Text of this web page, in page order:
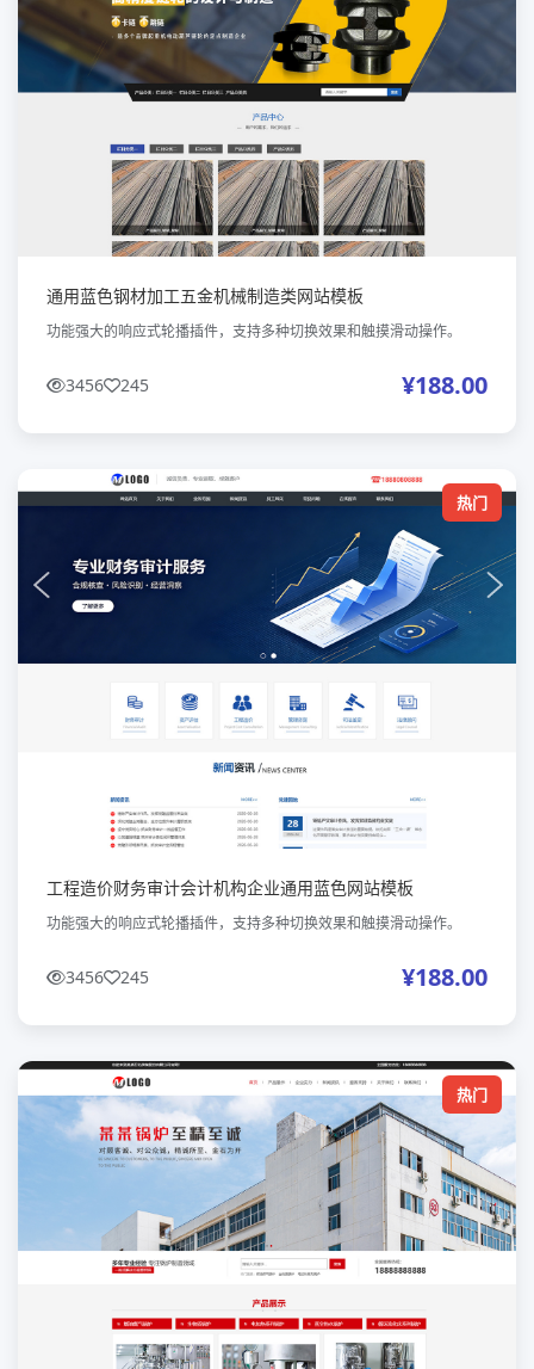
通用蓝色钢材加工五金机械制造类网站模板
功能强大的响应式轮播插件，支持多种切换效果和触摸滑动操作。
3456 245 ¥188.00
热门
工程造价财务审计会计机构企业通用蓝色网站模板
功能强大的响应式轮播插件，支持多种切换效果和触摸滑动操作。
3456 245 ¥188.00
热门